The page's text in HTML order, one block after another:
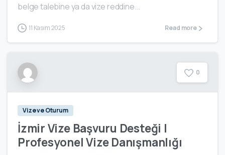
belge talebine ya da vize reddine...
11 Kasım 2025 Read more
0
Vize ve Oturum
İzmir Vize Başvuru Desteği |
Profesyonel Vize Danışmanlığı